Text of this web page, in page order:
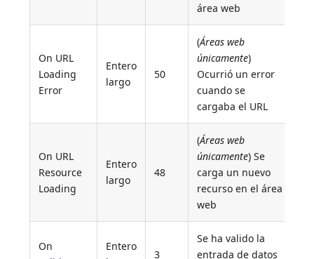
área web
On URL
Loading
Error
Entero
largo
50
(Áreas web
únicamente)
Ocurrió un error
cuando se
cargaba el URL
On URL
Resource
Loading
Entero
largo
48
(Áreas web
únicamente) Se
carga un nuevo
recurso en el área
web
On
Entero
3
Se ha valido la
entrada de datos